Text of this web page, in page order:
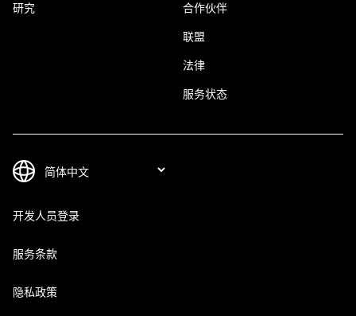
研究 合作伙伴
联盟
法律
服务状态
开发人员登录
服务条款
隐私政策